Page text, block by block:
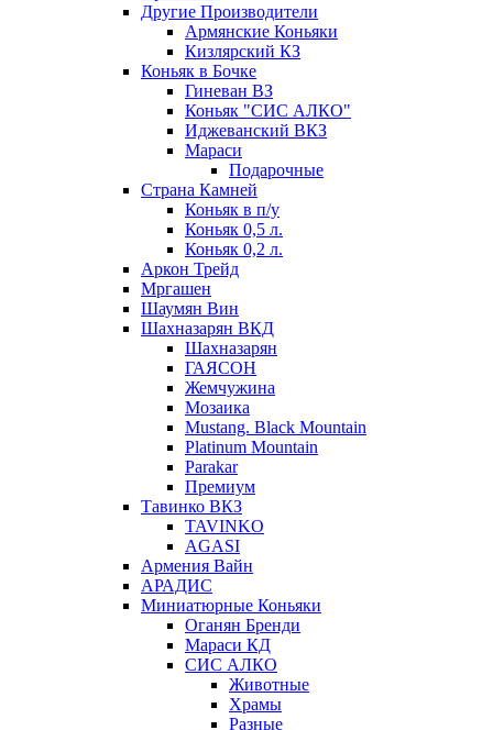
Другие Производители
Армянские Коньяки
Кизлярский КЗ
Коньяк в Бочке
Гиневан ВЗ
Коньяк "СИС АЛКО"
Иджеванский ВКЗ
Мараси
Подарочные
Страна Камней
Коньяк в п/у
Коньяк 0,5 л.
Коньяк 0,2 л.
Аркон Трейд
Мргашен
Шаумян Вин
Шахназарян ВКД
Шахназарян
ГАЯСОН
Жемчужина
Мозаика
Mustang. Black Mountain
Platinum Mountain
Parakar
Премиум
Тавинко ВКЗ
TAVINKO
AGASI
Армения Вайн
АРАДИС
Миниатюрные Коньяки
Оганян Бренди
Мараси КД
СИС АЛКО
Животные
Храмы
Разные